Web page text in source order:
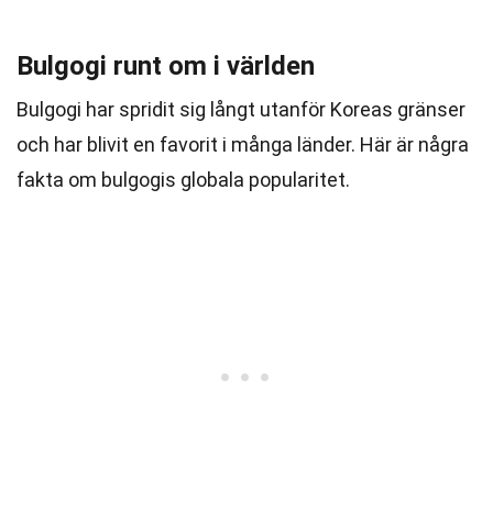
Bulgogi runt om i världen
Bulgogi har spridit sig långt utanför Koreas gränser
och har blivit en favorit i många länder. Här är några
fakta om bulgogis globala popularitet.